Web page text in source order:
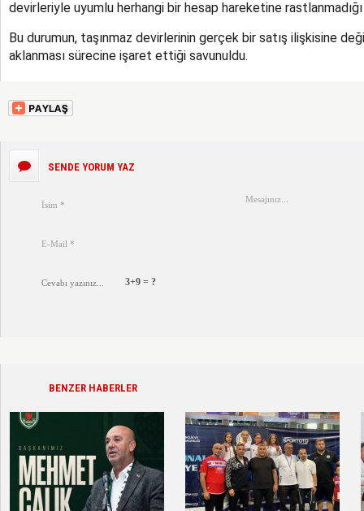
devirleriyle uyumlu herhangi bir hesap hareketine
Bu durumun, taşınmaz devirlerinin gerçek bir satış ilişkisine
aklanması sürecine işaret ettiği savunuldu.
SENDE YORUM YAZ
3+9 = ?
BENZER HABERLER